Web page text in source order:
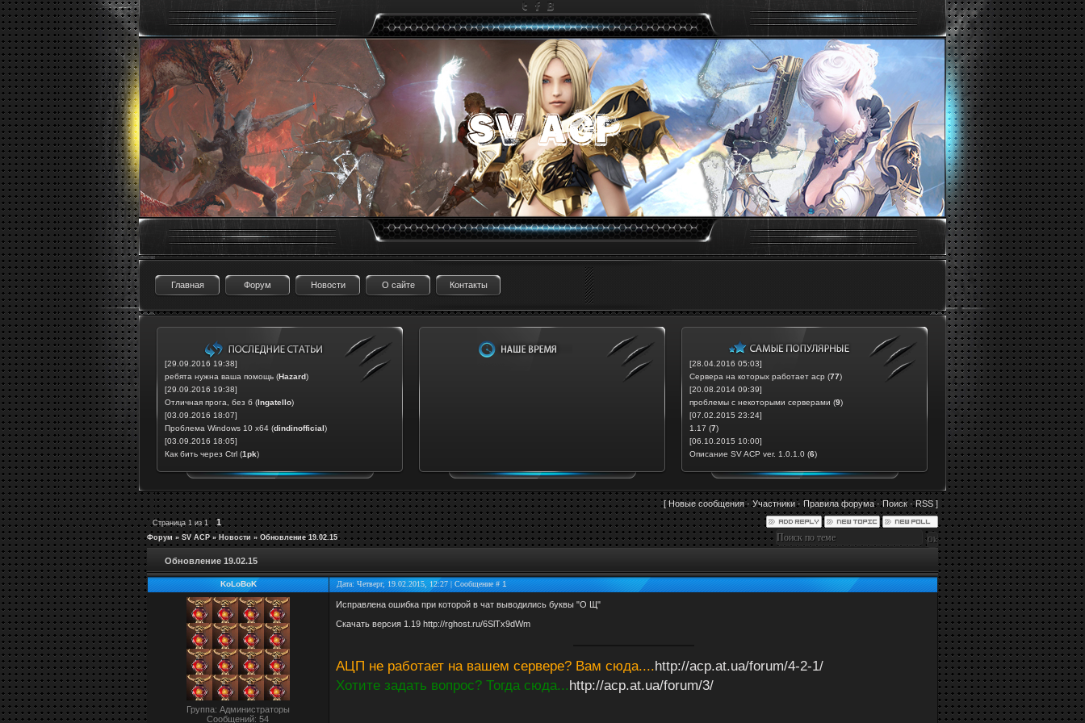
Главная Форум Новости О сайте Контакты
[29.09.2016 19:38]
ребята нужна ваша помощь (Hazard)
[29.09.2016 19:38]
Отличная прога, без б (Ingatello)
[03.09.2016 18:07]
Проблема Windows 10 x64 (dindinofficial)
[03.09.2016 18:05]
Как бить через Ctrl (1pk)
[28.04.2016 05:03]
Сервера на которых работает acp (77)
[20.08.2014 09:39]
проблемы с некоторыми серверами (9)
[07.02.2015 23:24]
1.17 (7)
[06.10.2015 10:00]
Описание SV ACP ver. 1.0.1.0 (6)
[Новые сообщения·Участники·Правила форума·Поиск·RSS]
Страница 1 из1 1
Форум » SV ACP » Новости » Обновление 19.02.15
Обновление 19.02.15
KoLoBoK Дата: Четверг, 19.02.2015, 12:27 | Сообщение # 1
Группа: Администраторы
Сообщений: 54
Исправлена ошибка при которой в чат выводились буквы "O Щ"
Скачать версия 1.19 http://rghost.ru/6SlTx9dWm
АЦП не работает на вашем сервере? Вам сюда....http://acp.at.ua/forum/4-2-1/
Хотите задать вопрос? Тогда сюда...http://acp.at.ua/forum/3/